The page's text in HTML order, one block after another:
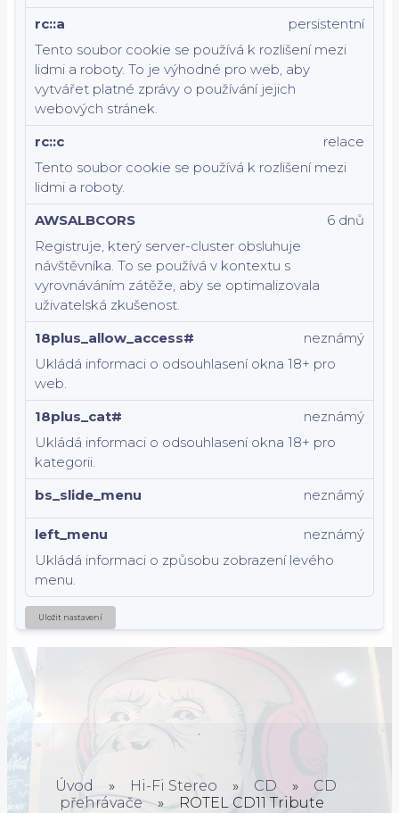
rc::a
Tento soubor cookie se používá k rozlišení mezi
lidmi a roboty. To je výhodné pro web, aby
vytvářet platné zprávy o používání jejich
webových stránek.
persistentní
rc::c
Tento soubor cookie se používá k rozlišení mezi
lidmi a roboty.
relace
AWSALBCORS
Registruje, který server-cluster obsluhuje
návštěvníka. To se používá v kontextu s
vyrovnáváním zátěže, aby se optimalizovala
uživatelská zkušenost.
6 dnů
18plus_allow_access#
Ukládá informaci o odsouhlasení okna 18+ pro
web.
neznámý
18plus_cat#
Ukládá informaci o odsouhlasení okna 18+ pro
kategorii.
neznámý
bs_slide_menu neznámý
left_menu
Ukládá informaci o způsobu zobrazení levého
menu.
neznámý
Uložit nastavení
Úvod » Hi-Fi Stereo » CD »
CD
přehrávače
» ROTEL CD11 Tribute